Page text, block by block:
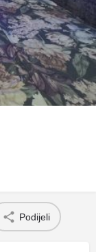
Podijeli